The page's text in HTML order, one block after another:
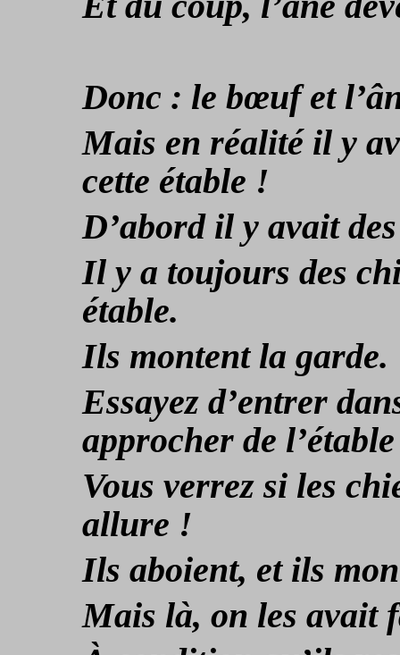
Donc : le bœuf et
Mais en réalité il y
cette étable !
D’abord il y avait
Il y a toujours des
étable.
Ils montent la garde.
Essayez d’entrer
approcher de
Vous verrez si les
allure !
Ils aboient, et ils
Mais là, on les avait